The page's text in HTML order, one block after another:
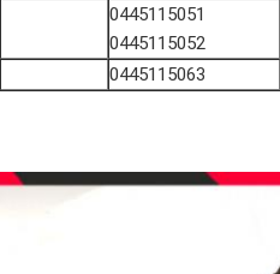
0445115051
0445115052
0445115063